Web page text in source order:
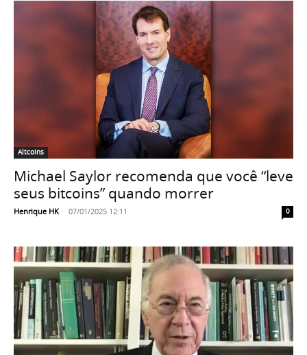
Altcoins
Michael Saylor recomenda que você “leve
seus bitcoins” quando morrer
Henrique HK - 07/01/2025 12:11 0